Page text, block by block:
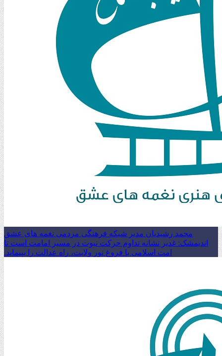
محمد رشیدیان مدیر شبکه فرهنگی مردمی نغمه های عشق
اندیمشک: غدیر نشانه تداوم حرکت نبوت در مسیر امامت است تا
امت اسلامی با فروغ نور ولایت، راه عدالت را بپیماید.